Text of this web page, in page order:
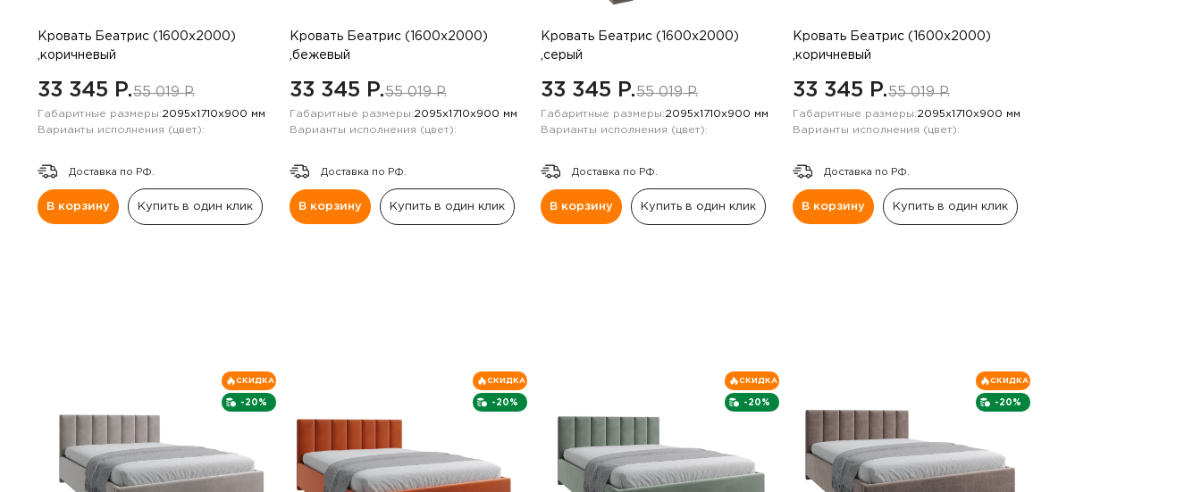
Кровать Беатрис (1600х2000)
,коричневый
33 345 P.55 019 P.
Габаритные размеры:2095х1710х900 мм
Варианты исполнения (цвет):
Доставка по РФ.
В корзину Купить в один клик
Кровать Беатрис (1600х2000)
,бежевый
33 345 P.55 019 P.
Габаритные размеры:2095х1710х900 мм
Варианты исполнения (цвет):
Доставка по РФ.
В корзину Купить в один клик
Кровать Беатрис (1600х2000)
,серый
33 345 P.55 019 P.
Габаритные размеры:2095х1710х900 мм
Варианты исполнения (цвет):
Доставка по РФ.
В корзину Купить в один клик
Кровать Беатрис (1600х2000)
,коричневый
33 345 P.55 019 P.
Габаритные размеры:2095х1710х900 мм
Варианты исполнения (цвет):
Доставка по РФ.
В корзину Купить в один клик
-20%
СКИДКА
-20%
СКИДКА
-20%
СКИДКА
-20%
СКИДКА